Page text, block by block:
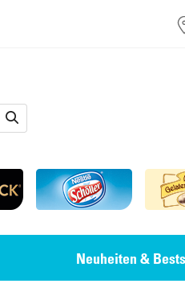
Neuheiten &